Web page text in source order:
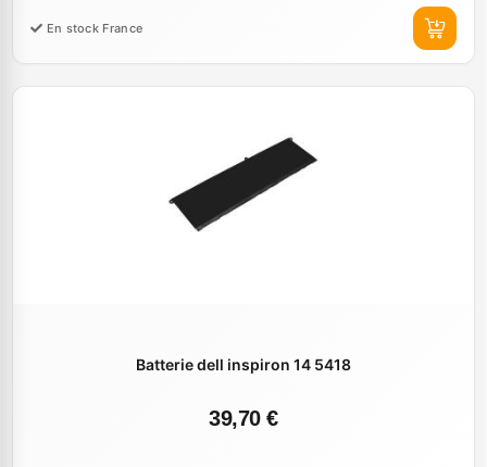
En stock France
Batterie dell inspiron 14 5418
39,70 €